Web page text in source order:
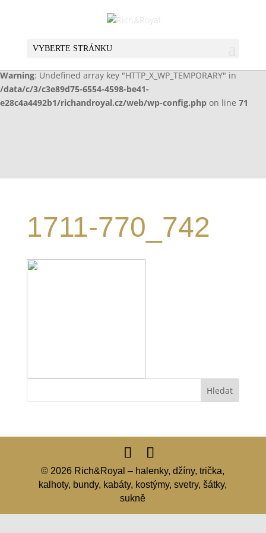
: Undefined array key "HTTP_X_WP_TEMPORARY" in
e28c4a4492b1/richandroyal.cz/web/wp-config.php
Warning: Undefined array key "HTTP_X_WP_TEMPORARY" in
/data/c/3/c3e89d75-6554-4598-be41-
e28c4a4492b1/richandroyal.cz/web/wp-config.php on line 71
VYBERTE STRÁNKU
1711-770_742
© 2026 Rich&Royal – halenky, džíny, trička,
kalhoty, bundy, kabáty, kostýmy, svetry, šátky,
sukně